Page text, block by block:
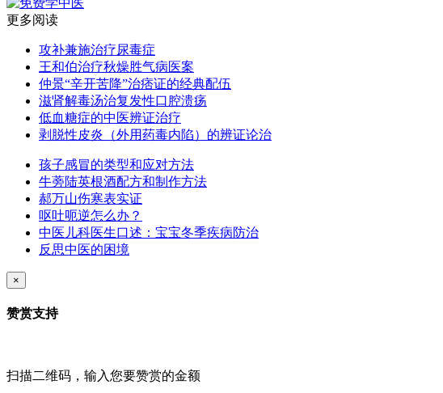
更多阅读
攻补兼施治疗尿毒症
王和伯治疗秋燥胜气病医案
仲景“辛开苦降”治痞证的经典配伍
滋肾解毒汤治复发性口腔溃疡
低血糖症的中医辨证治疗
剥脱性皮炎（外用药毒内陷）的辨证论治
孩子感冒的类型和应对方法
牛蒡陆英根酒配方和制作方法
郝万山伤寒表实证
呕吐呃逆怎么办？
中医儿科医生口述：宝宝冬季疾病防治
反思中医的困境
×
赞赏支持
扫描二维码，输入您要赞赏的金额